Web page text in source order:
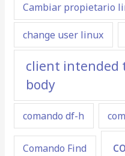
Cambiar propietario
change user linux
client intended
body
comando df-h
Comando Find